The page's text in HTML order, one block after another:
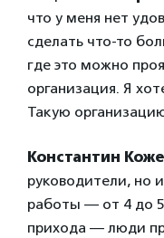
что у меня нет
сделать что-то
где это можно
организация. Я
Такую
Константин
руководители, но
работы — от 4 до 5
прихода — люди